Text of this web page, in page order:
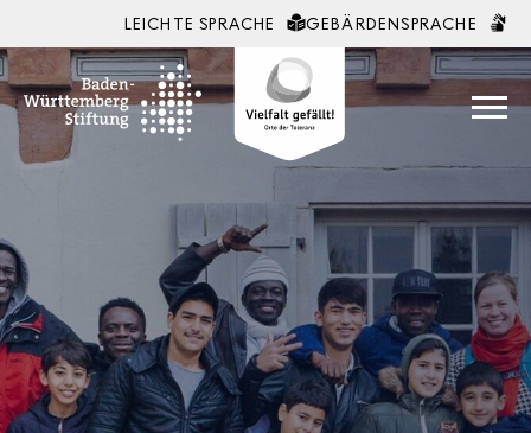
Zum Inhalt springen
LEICHTE SPRACHE GEBÄRDENSPRACHE